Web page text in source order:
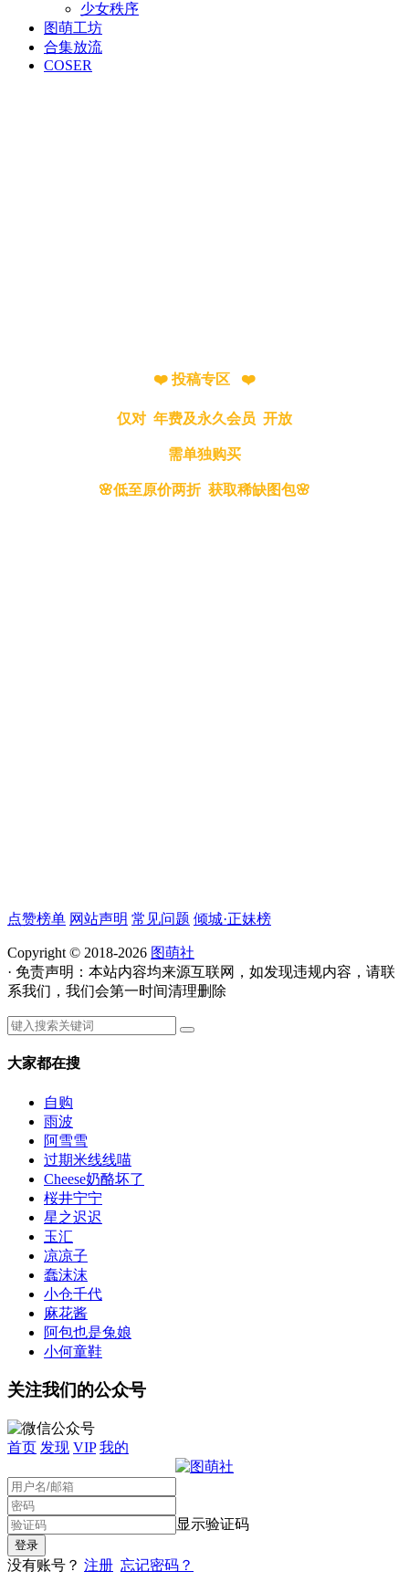
少女秩序
图萌工坊
合集放流
COSER
❤️ 投稿专区 ❤️
仅对 年费及永久会员 开放
需单独购买
🌸低至原价两折 获取稀缺图包🌸
点赞榜单 网站声明 常见问题 倾城·正妹榜
Copyright © 2018-2026 图萌社
· 免责声明：本站内容均来源互联网，如发现违规内容，请联
系我们，我们会第一时间清理删除
大家都在搜
自购
雨波
阿雪雪
过期米线线喵
Cheese奶酪坏了
桜井宁宁
星之迟迟
玉汇
凉凉子
蠢沫沫
小仓千代
麻花酱
阿包也是兔娘
小何童鞋
关注我们的公众号
首页 发现 VIP 我的
显示验证码
没有账号？ 注册 忘记密码？